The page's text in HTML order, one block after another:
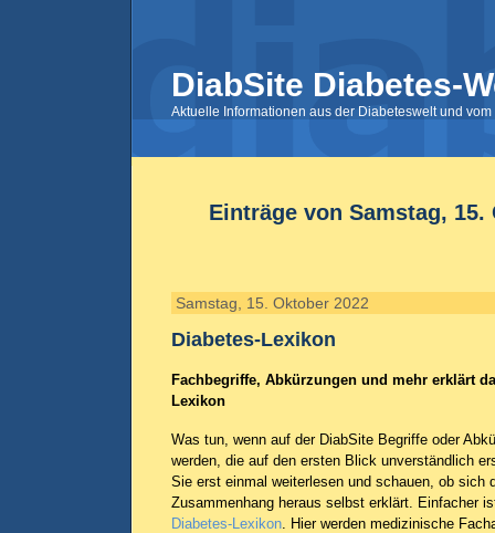
DiabSite Diabetes-
Aktuelle Informationen aus der Diabeteswelt und
Einträge von Samstag, 15.
Samstag, 15. Oktober 2022
Diabetes-Lexikon
Fachbegriffe, Abkürzungen und mehr erklärt
Lexikon
Was tun, wenn auf der DiabSite Begriffe oder
werden, die auf den ersten Blick unverständlich
Sie erst einmal weiterlesen und schauen, ob sich
Zusammenhang heraus selbst erklärt. Einfacher
Diabetes-Lexikon . Hier werden medizinische